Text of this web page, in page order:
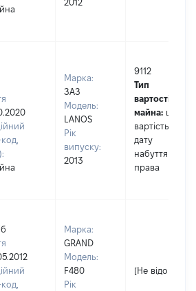
2012
Марка:
ЗАЗ
Модель:
LANOS
Рік
випуску:
2013
9112
Тип
вартості
майна: це
вартість на
дату
набуття
права
Марка:
GRAND
Модель:
F480
Рік
[Не відомо]